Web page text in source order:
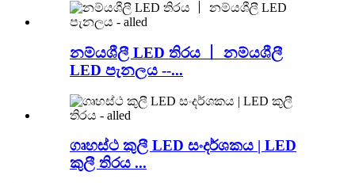
නම්යශීලී LED තිරය 丨 නම්යශීලී
LED පැනලය --...
ගෘහස්ථ කුලී LED සංදර්ශකය | LED
කුලී තිරය ...